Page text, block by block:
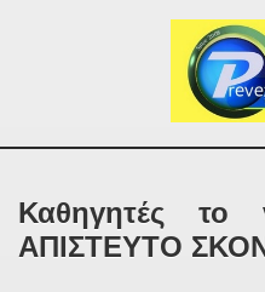
Καθηγητές
ΑΠΙΣΤΕΥΤΟ